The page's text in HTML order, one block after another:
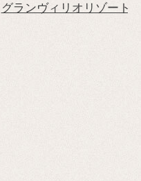
グランヴィリオリゾート